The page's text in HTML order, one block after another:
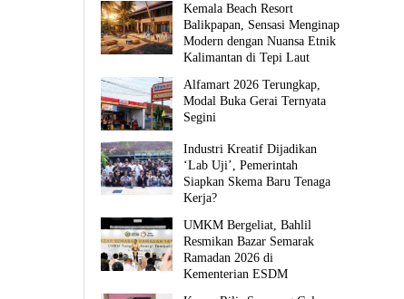
Kemala Beach Resort
Balikpapan, Sensasi Menginap
Modern dengan Nuansa Etnik
Kalimantan di Tepi Laut
Alfamart 2026 Terungkap,
Modal Buka Gerai Ternyata
Segini
Industri Kreatif Dijadikan
‘Lab Uji’, Pemerintah
Siapkan Skema Baru Tenaga
Kerja?
UMKM Bergeliat, Bahlil
Resmikan Bazar Semarak
Ramadan 2026 di
Kementerian ESDM